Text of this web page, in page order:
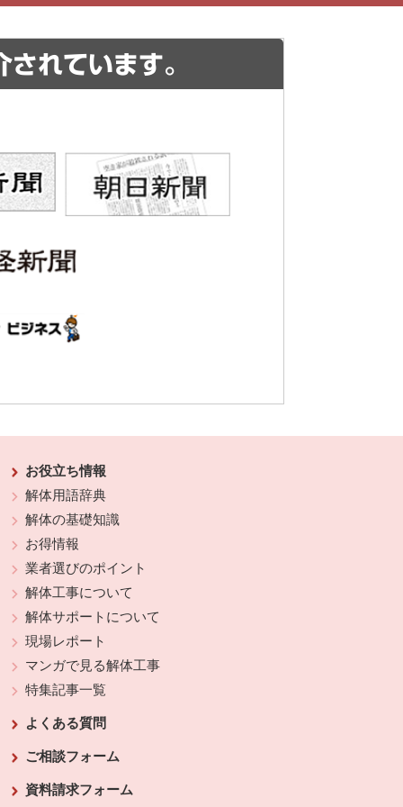
れています。
お役立ち情報
解体用語辞典
解体の基礎知識
お得情報
業者選びのポイント
解体工事について
解体サポートについて
現場レポート
マンガで見る解体工事
特集記事一覧
よくある質問
ご相談フォーム
資料請求フォーム